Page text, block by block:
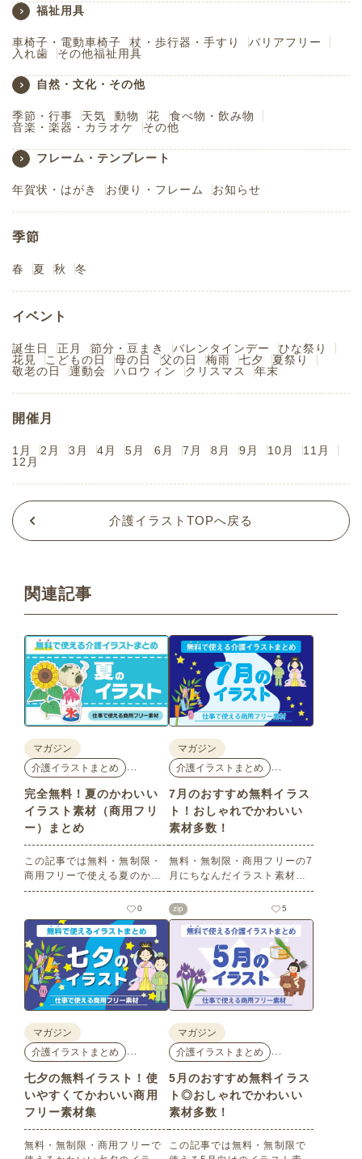
福祉用具
車椅子・電動車椅子 杖・歩行器・手すり
バリアフリー
入れ歯
その他福祉用具
自然・文化・その他
季節・行事 天気 動物 花
食べ物・飲み物
音楽・楽器・カラオケ
その他
フレーム・テンプレート
年賀状・はがき お便り・フレーム お知らせ
季節
春 夏 秋 冬
イベント
誕生日 正月 節分・豆まき バレンタインデー
ひな祭り
花見
こどもの日 母の日 父の日 梅雨 七夕
夏祭り
敬老の日
運動会 ハロウィン クリスマス 年末
開催月
1月 2月 3月 4月 5月 6月 7月 8月 9月 10月
11月
12月
介護イラストTOPへ戻る
関連記事
マガジン
介護イラストまとめ
完全無料！夏のかわいい
イラスト素材（商用フリ
ー）まとめ
この記事では無料・無制限・
商用フリーで使える夏のかわ
いいイラスト素材を多数ご紹
介いたします。夏の花である
ひまわりや朝顔、夏祭り、花
火、七夕など夏ならではのか
わいいイラストをご用意！ポ
スターやパンフレットなどで
使いやすいテイストなので、
ぜひご活用ください。
0
マガジン
介護イラストまとめ
7月のおすすめ無料イラス
ト！おしゃれでかわいい
素材多数！
無料・無制限・商用フリーの7
月にちなんだイラスト素材を
多数ご紹介します。どれも印
刷に適した解像度で、点数制
限なしで自由に使える素材ば
かり♪どなたでもご利用いただ
けます！ぜひご活用くださ
い。
zip 5
マガジン
介護イラストまとめ
七夕の無料イラスト！使
いやすくてかわいい商用
フリー素材集
無料・無制限・商用フリーで
マガジン
介護イラストまとめ
5月のおすすめ無料イラス
ト◎おしゃれでかわいい
素材多数！
この記事では無料・無制限で